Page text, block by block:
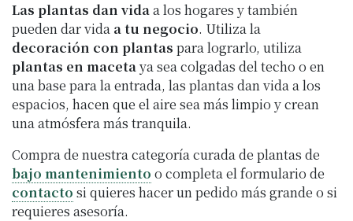
Las plantas dan vidaa los hogares y también
pueden dar vida a tu negocio. Utiliza la
decoración con plantas para lograrlo, utiliza
plantas en macetaya sea colgadas del techo o en
una base para la entrada, las plantas dan vida a los
espacios, hacen que el aire sea más limpio y crean
una atmósfera más tranquila.
Compra de nuestra categoría curada de plantas de
bajo mantenimiento o completa el formulario de
contacto si quieres hacer un pedido más grande o si
requieres asesoría.